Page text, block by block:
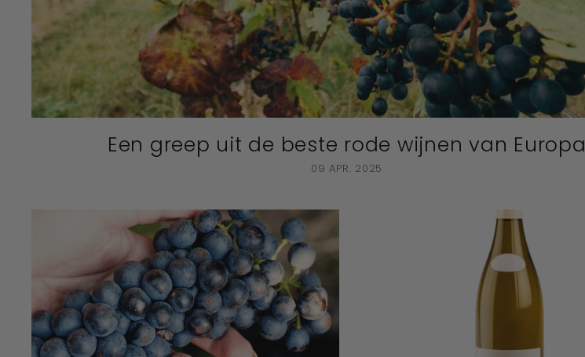
d
v
s
e
Een greep uit de beste rode wijnen van Europa
09 APR. 2025